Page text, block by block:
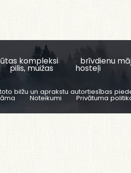
kompleksi brīvdienu
pilis, muižas hosteļi
bilžu un aprakstu autortiesības
Noteikumi Privātuma